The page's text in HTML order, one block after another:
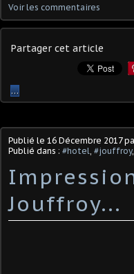
Voir les commentaires
Partager cet article
…
Publié le 16 Décembre 2017
Publié dans : #hotel #jouffroy,
Jouffroy...